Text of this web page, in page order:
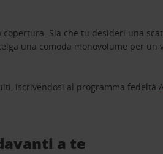
Sia che tu desideri una
una comoda monovolume per un
iscrivendosi al programma fedeltà
a te